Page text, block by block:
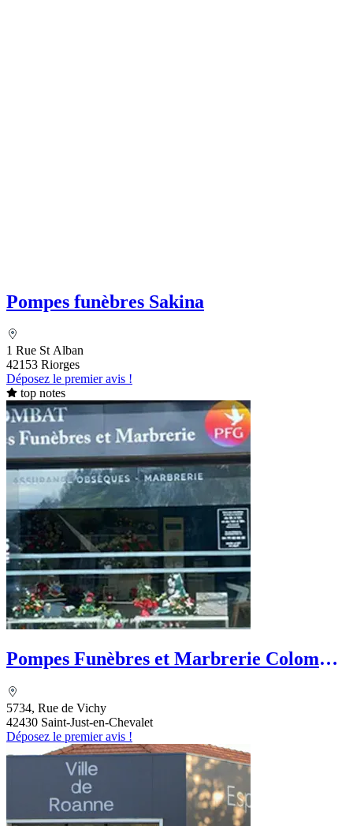
Pompes funèbres Sakina
1 Rue St Alban
42153 Riorges
Déposez le premier avis !
top notes
Pompes Funèbres et Marbrerie Colombat
5734, Rue de Vichy
42430 Saint-Just-en-Chevalet
Déposez le premier avis !